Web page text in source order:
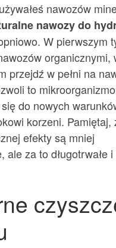
nawozów
nawozy do
W pierwszym
organicznymi,
przejdź w pełni na
to
do nowych
korzeni. Pamiętaj,
efekty są mniej
ale za to długotrwałe